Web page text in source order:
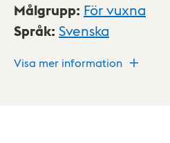
Målgrupp: För vuxna
Språk: Svenska
Visa mer information